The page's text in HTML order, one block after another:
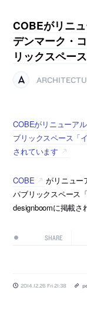
COBEがリニュ
デンマーク・
リックスペー
COBEがリニューア
ブリックスペース「
されています
COBE
がリニュー
パブリックスペース
designboomに掲載さ
SHARE
2014.12.26 Fri 21:38